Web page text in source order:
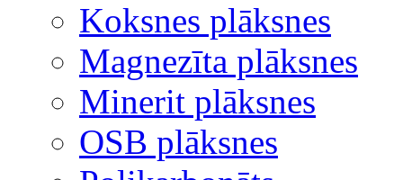
Koksnes plāksnes
Magnezīta plāksnes
Minerit plāksnes
OSB plāksnes